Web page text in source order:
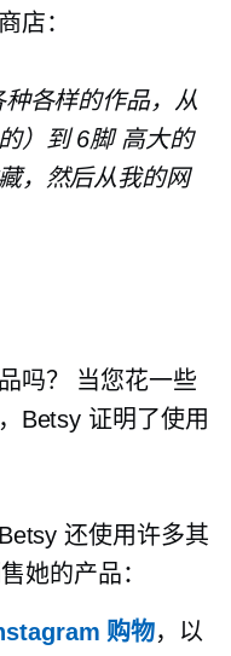
店：
各样的作品，从
）到6脚高大的
，然后从我的网
吗？ 当您花一些
Betsy 证明了使用
还使用许多其
她的产品：
购物，以